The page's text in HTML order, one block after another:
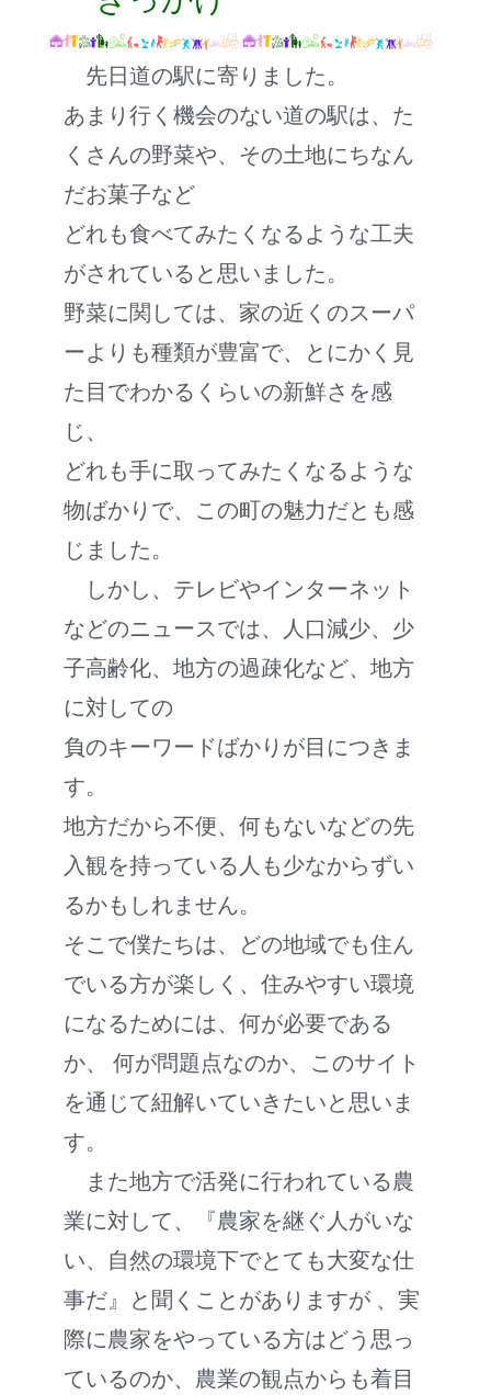
先日道の駅に寄りました。
あまり行く機会のない道の駅は、た
くさんの野菜や、その土地にちなん
だお菓子など
どれも食べてみたくなるような工夫
がされていると思いました。
野菜に関しては、家の近くのスーパ
ーよりも種類が豊富で、とにかく見
た目でわかるくらいの新鮮さを感
じ、
どれも手に取ってみたくなるような
物ばかりで、この町の魅力だとも感
じました。
しかし、テレビやインターネット
などのニュースでは、人口減少、少
子高齢化、地方の過疎化など、地方
に対しての
負のキーワードばかりが目につきま
す。
地方だから不便、何もないなどの先
入観を持っている人も少なからずい
るかもしれません。
そこで僕たちは、どの地域でも住ん
でいる方が楽しく、住みやすい環境
になるためには、何が必要である
か、 何が問題点なのか、このサイト
を通じて紐解いていきたいと思いま
す。
また地方で活発に行われている農
業に対して、『農家を継ぐ人がいな
い、自然の環境下でとても大変な仕
事だ』と聞くことがありますが 、実
際に農家をやっている方はどう思っ
ているのか、農業の観点からも着目